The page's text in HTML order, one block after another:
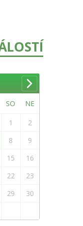
SO NE
1
2
8
9
15
16
22
23
29
30